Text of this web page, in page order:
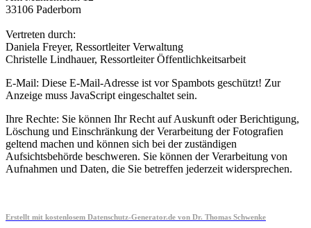
33106 Paderborn
Vertreten durch:
Daniela Freyer, Ressortleiter Verwaltung
Christelle Lindhauer, Ressortleiter Öffentlichkeitsarbeit
E-Mail: Diese E-Mail-Adresse ist vor Spambots geschützt! Zur
Anzeige muss JavaScript eingeschaltet sein.
Ihre Rechte: Sie können Ihr Recht auf Auskunft oder Berichtigung,
Löschung und Einschränkung der Verarbeitung der Fotografien
geltend machen und können sich bei der zuständigen
Aufsichtsbehörde beschweren. Sie können der Verarbeitung von
Aufnahmen und Daten, die Sie betreffen jederzeit widersprechen.
Erstellt mit kostenlosem Datenschutz-Generator.de von Dr. Thomas Schwenke